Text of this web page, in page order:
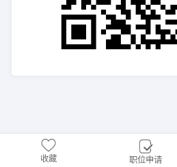
收藏 职位申请